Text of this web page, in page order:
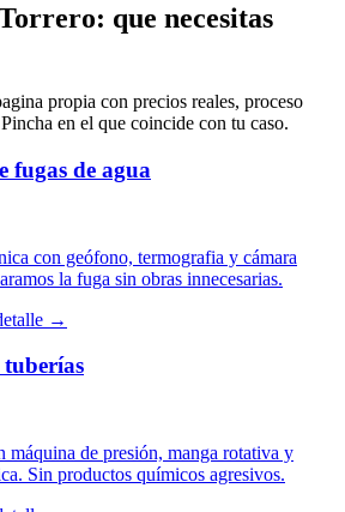
: que necesitas
propia con precios reales, proceso
en el que coincide con tu caso.
fugas de agua
con geófono, termografia y cámara
la fuga sin obras innecesarias.
→
tuberías
máquina de presión, manga rotativa y
Sin productos químicos agresivos.